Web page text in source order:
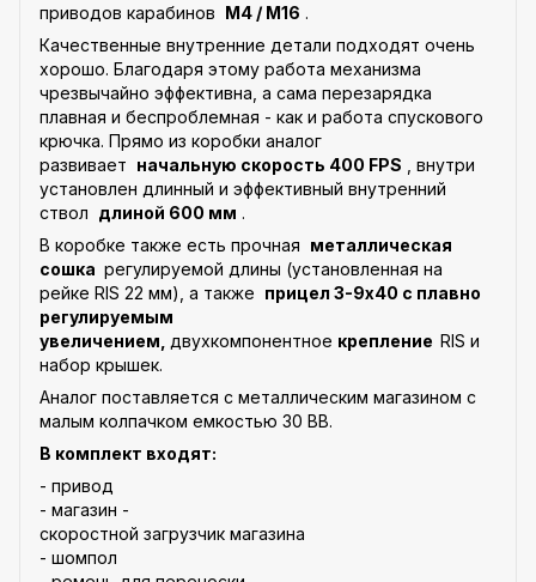
приводов карабинов M4 / M16 .
Качественные внутренние детали подходят очень
хорошо. Благодаря этому работа механизма
чрезвычайно эффективна, а сама перезарядка
плавная и беспроблемная - как и работа спускового
крючка. Прямо из коробки аналог
развивает начальную скорость 400 FPS , внутри
установлен длинный и эффективный внутренний
ствол длиной 600 мм .
В коробке также есть прочная металлическая
сошка регулируемой длины (установленная на
рейке RIS 22 мм), а также прицел 3-9x40 с плавно
регулируемым
увеличением, двухкомпонентное крепление RIS и
набор крышек.
Аналог поставляется с металлическим магазином с
малым колпачком емкостью 30 BB.
В комплект входят:
- привод
- магазин -
скоростной загрузчик магазина
- шомпол